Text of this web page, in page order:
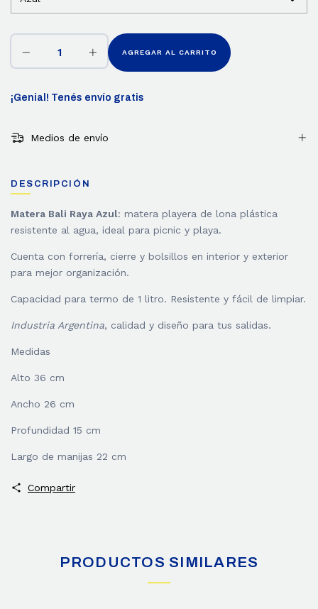
¡Genial! Tenés envío gratis
Medios de envío
DESCRIPCIÓN
Matera Bali Raya Azul: matera playera de lona plástica
resistente al agua, ideal para picnic y playa.
Cuenta con forrería, cierre y bolsillos en interior y exterior
para mejor organización.
Capacidad para termo de 1 litro. Resistente y fácil de limpiar.
Industria Argentina, calidad y diseño para tus salidas.
Medidas
Alto 36 cm
Ancho 26 cm
Profundidad 15 cm
Largo de manijas 22 cm
Compartir
PRODUCTOS SIMILARES